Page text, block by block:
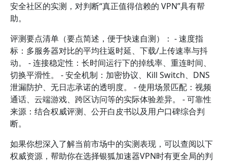
安全社区的实测，对判断“真正值得信赖的 VPN”具有帮
助。
评测要点清单（要点简述，便于快速自测）： - 速度指
标：多服务器对比的平均往返时延、下载/上传速率与抖
动。 - 连接稳定性：长时间运行下的掉线率、重连时间、
切换平滑性。 - 安全机制：加密协议、Kill Switch、DNS
泄漏防护、无日志承诺的透明度。 - 使用场景匹配：视频
通话、云端游戏、跨区访问等的实际体验差异。 - 可靠性
来源：结合权威评测、公开白皮书以及用户口碑综合判
断。
如果你想深入了解当前市场中的实测表现，可以查阅以下
权威资源，帮助你在选择银狐加速器VPN时有更全局的判